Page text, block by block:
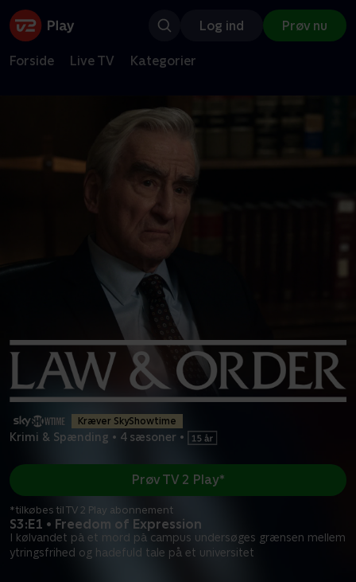
Log ind Prøv nu
Forside Live TV Kategorier
Kræver SkyShowtime
Krimi & Spænding • 4 sæsoner •
S3:E1 • Freedom of Expression
I kølvandet på et mord på campus undersøges grænsen mellem
ytringsfrihed og hadefuld tale på et universitet
Prøv TV 2 Play*
*tilkøbes til TV 2 Play abonnement